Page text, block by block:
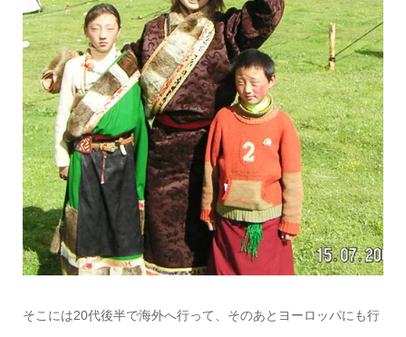
そこには20代後半で海外へ行って、そのあとヨーロッパにも行